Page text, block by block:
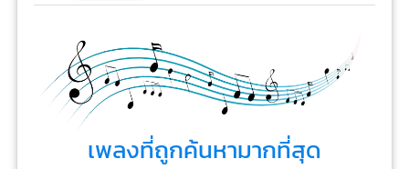
เพลงที่ถูกค้นหามากที่สุด